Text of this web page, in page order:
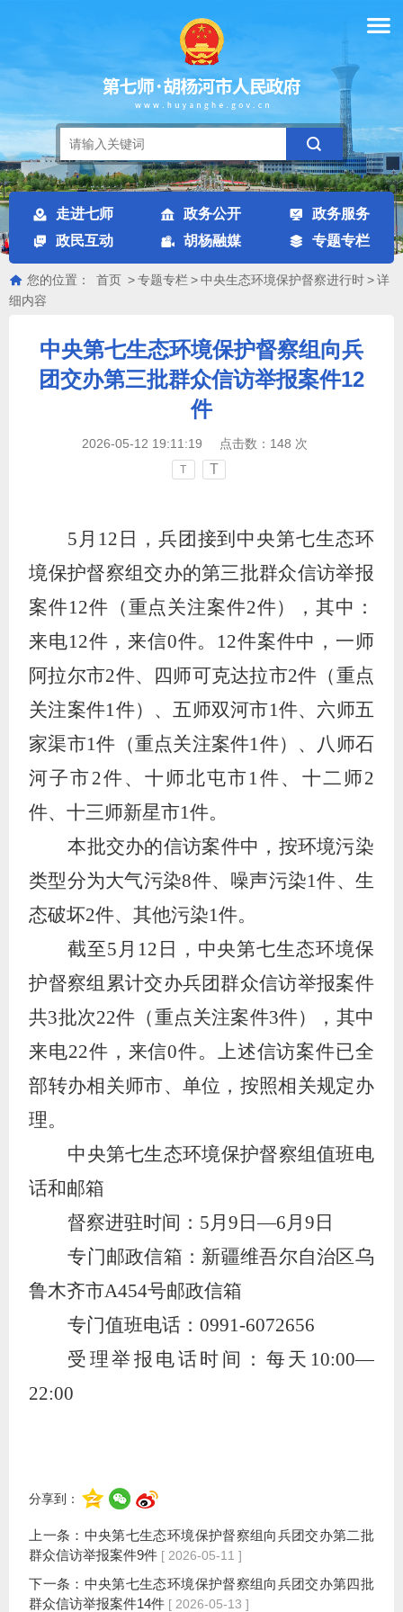
走进七师 政务公开
政务服务
政民互动
胡杨融媒 专题专栏
您的位置： 首页 >专题专栏 >中央生态环境保护督察进行时>详
细内容
中央第七生态环境保护督察组向兵
团交办第三批群众信访举报案件12
件
2026-05-12 19:11:19 点击数： 148 次
T T
5 月 12 日，兵团接到中央第七生态环
境保护督察组交办的第三批群众信访举报
案件12件（重点关注案件2件），其中：
来电12件，来信0件。 12件案件中，一师
阿拉尔市2件、四师可克达拉市2件（重点
关注案件1件）、五师双河市1件、六师五
家渠市1件（重点关注案件1件）、八师石
河子市2件、十师北屯市1件、十二师2
件、十三师新星市1件。
本批交办的信访案件中，按环境污染
类型分为大气污染8件、噪声污染1件、生
态破坏2件、其他污染1件。
截至5 月 12 日，中央第七生态环境保
护督察组累计交办兵团群众信访举报案件
共3批次22件（重点关注案件3件），其中
来电22件，来信0件。上述信访案件已全
部转办相关师市、单位，按照相关规定办
理。
中央第七生态环境保护督察组值班电
话和邮箱
督察进驻时间： 5月9 日—6月9 日
专门邮政信箱：新疆维吾尔自治区乌
鲁木齐市A454号邮政信箱
专门值班电话：0991-6072656
受理举报电话时间：每天 10:00—
22:00
分享到：
上一条： 中央第七生态环境保护督察组向兵团交办第二批
群众信访举报案件9件 [ 2026-05-11 ]
下一条： 中央第七生态环境保护督察组向兵团交办第四批
群众信访举报案件14件 [ 2026-05-13 ]